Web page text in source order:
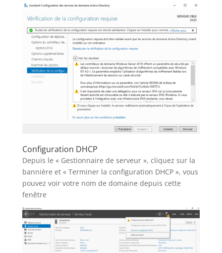
Configuration DHCP
Depuis le « Gestionnaire de serveur », cliquez sur la
bannière et « Terminer la configuration DHCP », vous
pouvez voir votre nom de domaine depuis cette
fenêtre